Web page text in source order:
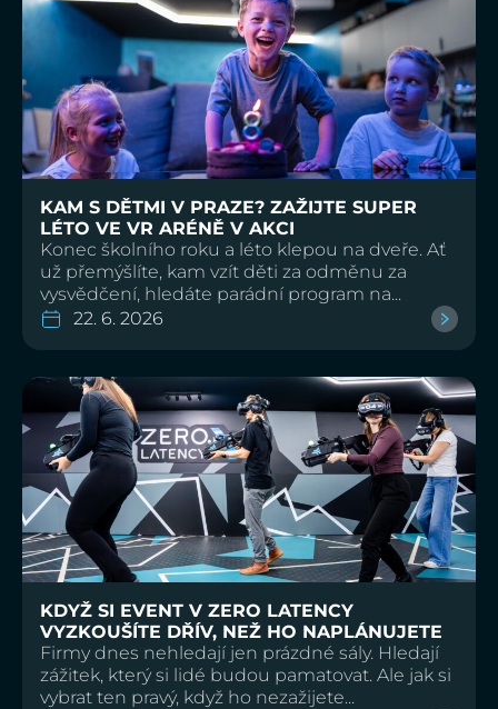
KAM S DĚTMI V PRAZE? ZAŽIJTE SUPER
LÉTO VE VR ARÉNĚ V AKCI
Konec školního roku a léto klepou na dveře. Ať
už přemýšlíte, kam vzít děti za odměnu za
vysvědčení, hledáte parádní program na...
22. 6. 2026
KDYŽ SI EVENT V ZERO LATENCY
VYZKOUŠÍTE DŘÍV, NEŽ HO NAPLÁNUJETE
Firmy dnes nehledají jen prázdné sály. Hledají
zážitek, který si lidé budou pamatovat. Ale jak si
vybrat ten pravý, když ho nezažijete...